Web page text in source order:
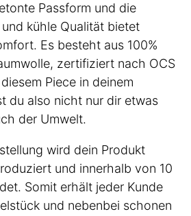
Passform und die
kühle Qualität bietet
Es besteht aus 100%
zertifiziert nach OCS
Piece in deinem
du also nicht nur dir etwas
der Umwelt.
wird dein Produkt
und innerhalb von 10
Somit erhält jeder Kunde
und nebenbei schonen